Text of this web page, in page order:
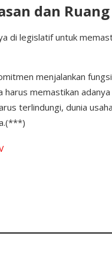
dan
di legislatif untuk
menjalankan
memastikan
terlindungi, dunia